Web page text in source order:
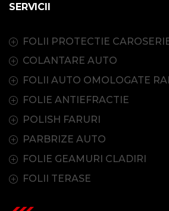
SERVICII
FOLII PROTECTIE
COLANTARE AUTO
FOLII AUTO OMOLOGATE
FOLIE ANTIEFRACTIE
POLISH FARURI
PARBRIZE AUTO
FOLIE GEAMURI CLADIRI
FOLII TERASE